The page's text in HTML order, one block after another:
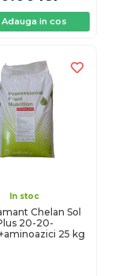
Adauga in cos
In stoc
Chelan Sol
20-20-
25 kg